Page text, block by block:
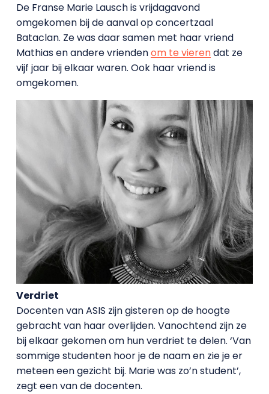
De Franse Marie Lausch is vrijdagavond
omgekomen bij de aanval op concertzaal
Bataclan. Ze was daar samen met haar vriend
Mathias en andere vriendenom te vierendat ze
vijf jaar bij elkaar waren. Ook haar vriend is
omgekomen.
Verdriet
Docenten van ASIS zijn gisteren op de hoogte
gebracht van haar overlijden. Vanochtend zijn ze
bij elkaar gekomen om hun verdriet te delen. ‘Van
sommige studenten hoor je de naam en zie je er
meteen een gezicht bij. Marie was zo’n student’,
zegt een van de docenten.